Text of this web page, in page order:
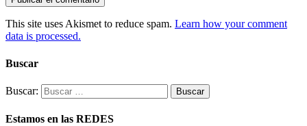
This site uses Akismet to reduce spam. Learn how your comment
data is processed.
Buscar
Buscar:
Estamos en las REDES